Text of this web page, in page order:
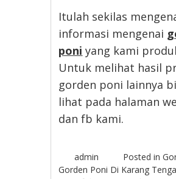
Itulah sekilas
informasi mengenai
poni yang kami
Untuk melihat hasil
gorden poni lainnya
lihat pada halaman
dan fb kami.
admin Posted in
Gorden Poni Di Karang